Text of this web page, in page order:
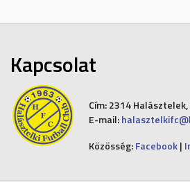
Kapcsolat
Cím:2314 Halásztelek,
E-mail:
Közösség: Facebook|